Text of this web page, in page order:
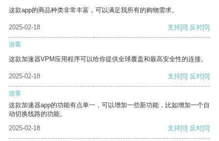
这款app的商品种类非常丰富，可以满足我所有的购物需求。
2025-02-18 支持[0] 反对[0]
游客
这款加速器VPM应用程序可以给你提供全球覆盖和最高安全性的连接。
2025-02-18 支持[0] 反对[0]
游客
这款加速器app的功能有点单一，可以增加一些新功能，比如增加一个自
动切换线路的功能。
2025-02-18
支持[0] 反对[0]